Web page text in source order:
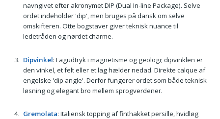
navngivet efter akronymet DIP (Dual In-line Package). Selve
ordet indeholder 'dip', men bruges på dansk om selve
omskifteren. Otte bogstaver giver teknisk nuance til
ledetråden og nørdet charme.
Dipvinkel: Fagudtryk i magnetisme og geologi; dipvinklen er
den vinkel, et felt eller et lag hælder nedad. Direkte calque af
engelske 'dip angle'. Derfor fungerer ordet som både teknisk
løsning og elegant bro mellem sprogverdener.
Gremolata: Italiensk topping af finthakket persille, hvidløg